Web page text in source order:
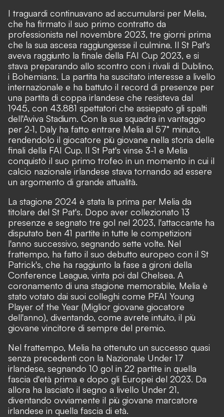
I traguardi continuavano ad accumularsi per Melia,
che ha firmato il suo primo contratto da
professionista nel novembre 2023, tre giorni prima
che la sua ascesa raggiungesse il culmine. Il St Pat's
aveva raggiunto la finale della FAI Cup 2023, e si
stava preparando allo scontro con i rivali di Dublino,
i Bohemians. La partita ha suscitato interesse a livello
internazionale e ha battuto il record di presenze per
una partita di coppa irlandese che resisteva dal
1945, con 43.881 spettatori che assiepato gli spalti
dell'Aviva Stadium. Con la sua squadra in vantaggio
per 2-1, Daly ha fatto entrare Melia al 57° minuto,
rendendolo il giocatore più giovane nella storia delle
finali della FAI Cup. Il St Pat's vinse 3-1 e Melia
conquistò il suo primo trofeo in un momento in cui il
calcio nazionale irlandese stava tornando ad essere
un argomento di grande attualità.
La stagione 2024 è stata la prima per Melia da
titolare del St Pat's. Dopo aver collezionato 13
presenze e segnato tre gol nel 2023, l'attaccante ha
disputato ben 41 partite in tutte le competizioni
l'anno successivo, segnando sette volte. Nel
frattempo, ha fatto il suo debutto europeo con il St
Patrick's, che ha raggiunto la fase a gironi della
Conference League, vinta poi dal Chelsea. A
coronamento di una stagione memorabile, Melia è
stato votato dai suoi colleghi come PFAI Young
Player of the Year (Miglior giovane giocatore
dell'anno), diventando, come avrete intuito, il più
giovane vincitore di sempre del premio.
Nel frattempo, Melia ha ottenuto un successo quasi
senza precedenti con la Nazionale Under 17
irlandese, segnando 10 gol in 22 partite in quella
fascia d'età prima e dopo gli Europei del 2023. Da
allora ha lasciato il segno a livello Under 21,
diventando ovviamente il più giovane marcatore
irlandese in quella fascia di età.